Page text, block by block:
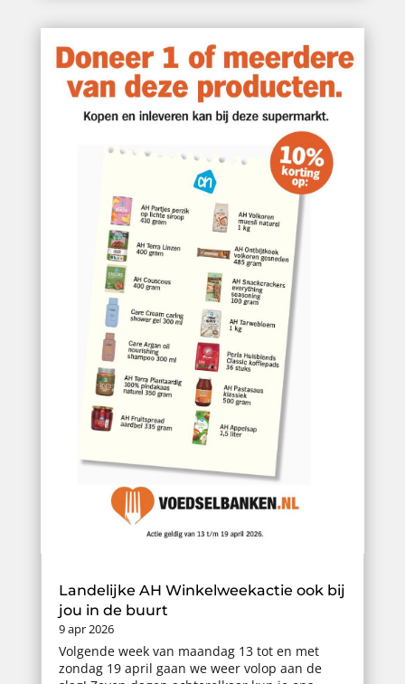
Landelijke AH Winkelweekactie ook bij
jou in de buurt
9 apr 2026
Volgende week van maandag 13 tot en met
zondag 19 april gaan we weer volop aan de